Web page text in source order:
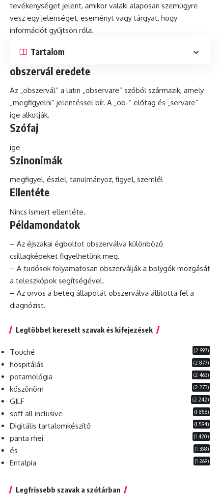
tevékenységet jelent, amikor valaki alaposan szemügyre
vesz egy jelenséget, eseményt vagy tárgyat, hogy
információt gyűjtsön róla.
Tartalom
obszervál eredete
Az „obszervál” a latin „observare” szóból származik, amely
„megfigyelni” jelentéssel bír. A „ob-” előtag és „servare”
ige alkotják.
Szófaj
ige
Szinonimák
megfigyel, észlel, tanulmányoz, figyel, szemlél
Ellentéte
Nincs ismert ellentéte.
Példamondatok
– Az éjszakai égboltot obszerválva különböző
csillagképeket figyelhetünk meg.
– A tudósok folyamatosan obszerválják a bolygók mozgását
a teleszkópok segítségével.
– Az orvos a beteg állapotát obszerválva állította fel a
diagnózist.
Legtöbbet keresett szavak és kifejezések
Touché (2 997)
hospitálás (2 877)
potamológia (2 463)
köszönöm (2 273)
GILF (2 242)
soft all inclusive (1 856)
Digitális tartalomkészítő (1 594)
panta rhei (1 420)
és (1 398)
Entalpia (1 269)
Legfrissebb szavak a szótárban